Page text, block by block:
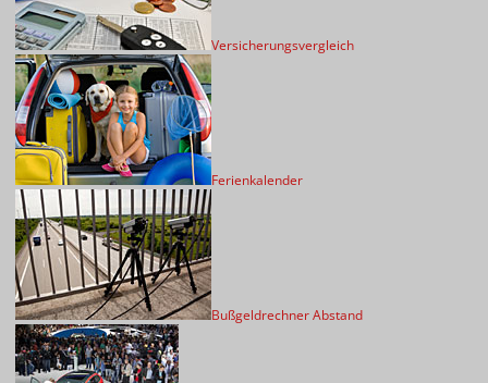
Versicherungsvergleich
Ferienkalender
Bußgeldrechner Abstand